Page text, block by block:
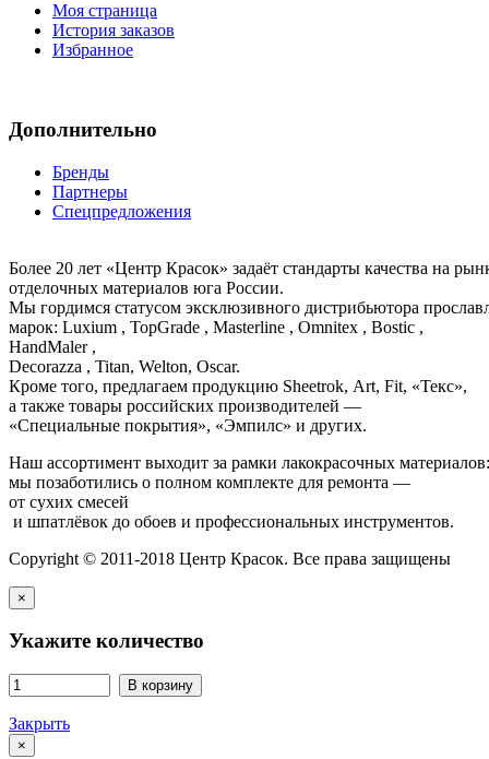
Моя страница
История заказов
Избранное
Дополнительно
Бренды
Партнеры
Спецпредложения
Более 20 лет «Центр Красок» задаёт стандарты качества на
отделочных материалов юга России.
Мы гордимся статусом эксклюзивного дистрибьютора
марок: Luxium , TopGrade , Masterline , Omnitex , Bostic ,
HandMaler ,
Decorazza , Titan, Welton, Oscar.
Кроме того, предлагаем продукцию Sheetrok, Art, Fit, «Текс»,
а также товары российских производителей —
«Специальные покрытия», «Эмпилс» и других.
Наш ассортимент выходит за рамки лакокрасочных
мы позаботились о полном комплекте для ремонта —
от сухих смесей
и шпатлёвок до обоев и профессиональных инструментов.
Copyright © 2011-2018 Центр Красок. Все права защищены
×
Укажите количество
В корзину
Закрыть
×